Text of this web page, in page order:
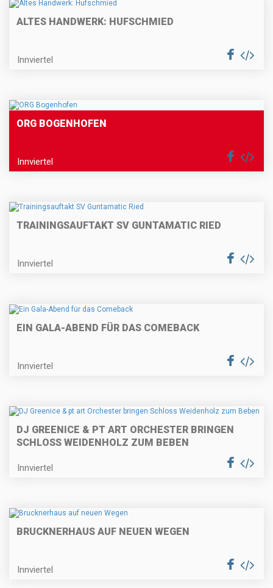
ALTES HANDWERK: HUFSCHMIED
Innviertel
ORG BOGENHOFEN
Innviertel
TRAININGSAUFTAKT SV GUNTAMATIC RIED
Innviertel
EIN GALA-ABEND FÜR DAS COMEBACK
Innviertel
DJ GREENICE & PT ART ORCHESTER BRINGEN
SCHLOSS WEIDENHOLZ ZUM BEBEN
Innviertel
BRUCKNERHAUS AUF NEUEN WEGEN
Innviertel